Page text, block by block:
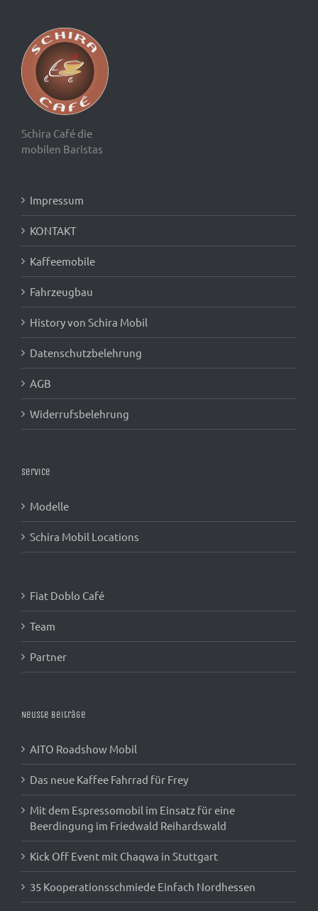
Schira Café die
mobilen Baristas
Impressum
KONTAKT
Kaffeemobile
Fahrzeugbau
History von Schira Mobil
Datenschutzbelehrung
AGB
Widerrufsbelehrung
Service
Modelle
Schira Mobil Locations
Fiat Doblo Café
Team
Partner
Neuste Beiträge
AITO Roadshow Mobil
Das neue Kaffee Fahrrad für Frey
Mit dem Espressomobil im Einsatz für eine
Beerdingung im Friedwald Reihardswald
Kick Off Event mit Chaqwa in Stuttgart
35 Kooperationsschmiede Einfach Nordhessen